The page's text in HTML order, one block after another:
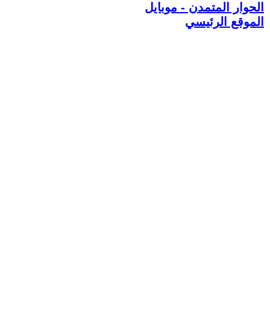
الحوار المتمدن - موبايل
الموقع الرئيسي